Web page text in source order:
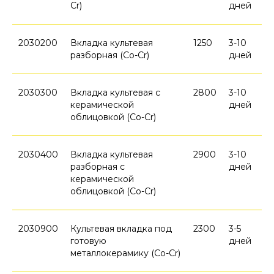
Cr)
дней
2030200
Вкладка культевая
разборная (Co-Cr)
1250
3-10
дней
2030300
Вкладка культевая с
керамической
облицовкой (Co-Cr)
2800
3-10
дней
2030400
Вкладка культевая
разборная с
керамической
облицовкой (Co-Cr)
2900
3-10
дней
2030900
Культевая вкладка под
готовую
металлокерамику (Co-Cr)
2300
3-5
дней